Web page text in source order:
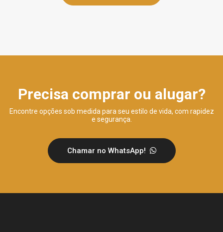
Precisa comprar ou alugar?
Encontre opções sob medida para seu estilo de vida, com rapidez
e segurança.
Chamar no WhatsApp!